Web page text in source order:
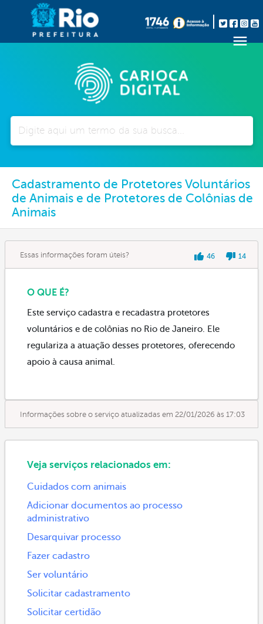
Cadastramento de Protetores Voluntários
de Animais e de Protetores de Colônias de
Animais
Essas informações foram úteis? 46 14
O QUE É?
Este serviço cadastra e recadastra protetores
voluntários e de colônias no Rio de Janeiro. Ele
regulariza a atuação desses protetores, oferecendo
apoio à causa animal.
Informações sobre o serviço atualizadas em 22/01/2026 às 17:03
Veja serviços relacionados em:
Cuidados com animais
Adicionar documentos ao processo
administrativo
Desarquivar processo
Fazer cadastro
Ser voluntário
Solicitar cadastramento
Solicitar certidão